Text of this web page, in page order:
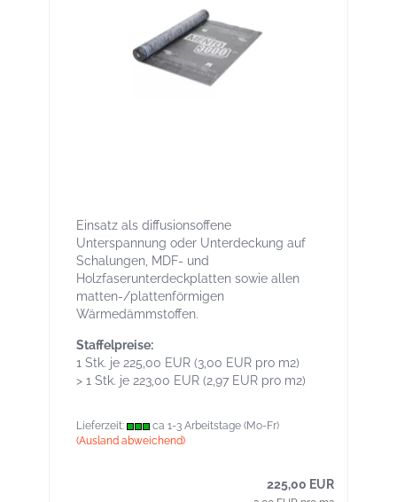
Einsatz als diffusionsoffene
Unterspannung oder Unterdeckung auf
Schalungen, MDF- und
Holzfaserunterdeckplatten sowie allen
matten-/plattenförmigen
Wärmedämmstoffen.
Staffelpreise:
1 Stk. je 225,00 EUR (3,00 EUR pro m2)
> 1 Stk. je 223,00 EUR (2,97 EUR pro m2)
Lieferzeit:
ca 1-3 Arbeitstage (Mo-Fr)
(Ausland abweichend)
225,00 EUR